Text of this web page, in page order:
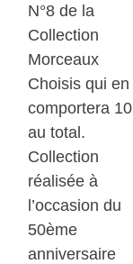
N°8 de la
Collection
Morceaux
Choisis qui en
comportera 10
au total.
Collection
réalisée à
l’occasion du
50ème
anniversaire